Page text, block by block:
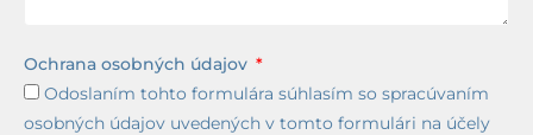
Ochrana osobných údajov
Odoslaním tohto formulára súhlasím so spracúvaním
osobných údajov uvedených v tomto formulári na účely